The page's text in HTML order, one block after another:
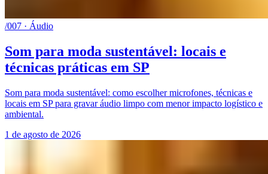
/007 · Áudio
Som para moda sustentável: locais e
técnicas práticas em SP
Som para moda sustentável: como escolher microfones, técnicas e
locais em SP para gravar áudio limpo com menor impacto logístico e
ambiental.
1 de agosto de 2026